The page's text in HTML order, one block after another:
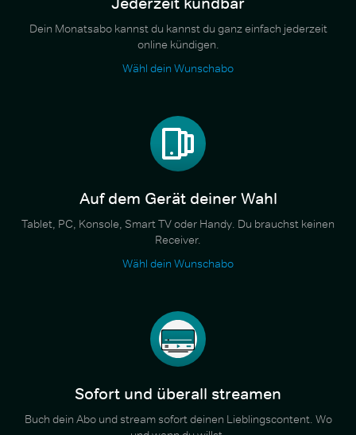
Dein Monatsabo kannst du kannst du ganz einfach jederzeit
online kündigen.
Wähl dein Wunschabo
Auf dem Gerät deiner Wahl
Tablet, PC, Konsole, Smart TV oder Handy. Du brauchst keinen
Receiver.
Wähl dein Wunschabo
Sofort und überall streamen
Buch dein Abo und stream sofort deinen Lieblingscontent. Wo